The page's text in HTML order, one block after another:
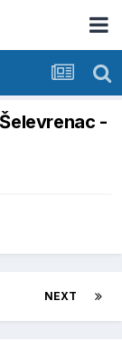
-
NEXT